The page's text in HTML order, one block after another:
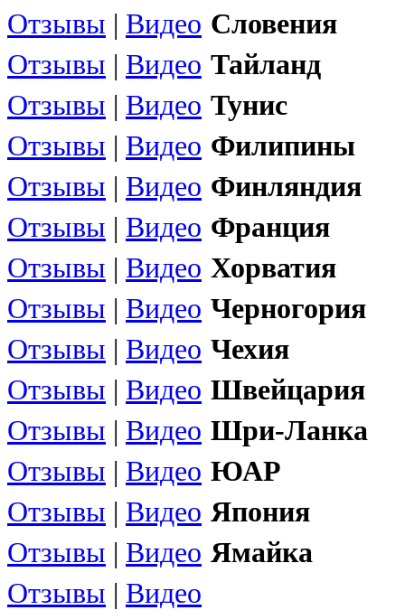
Отзывы | Видео Словения
Отзывы | Видео Тайланд
Отзывы | Видео Тунис
Отзывы | Видео Филипины
Отзывы | Видео Финляндия
Отзывы | Видео Франция
Отзывы | Видео Хорватия
Отзывы | Видео Черногория
Отзывы | Видео Чехия
Отзывы | Видео Швейцария
Отзывы | Видео Шри-Ланка
Отзывы | Видео ЮАР
Отзывы | Видео Япония
Отзывы | Видео Ямайка
Отзывы | Видео